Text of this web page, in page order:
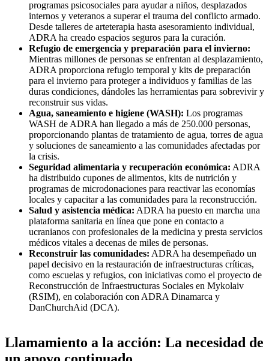
programas psicosociales para ayudar a niños, desplazados
internos y veteranos a superar el trauma del conflicto armado.
Desde talleres de arteterapia hasta asesoramiento individual,
ADRA ha creado espacios seguros para la curación.
Refugio de emergencia y preparación para el invierno:
Mientras millones de personas se enfrentan al desplazamiento,
ADRA proporciona refugio temporal y kits de preparación
para el invierno para proteger a individuos y familias de las
duras condiciones, dándoles las herramientas para sobrevivir y
reconstruir sus vidas.
Agua, saneamiento e higiene (WASH): Los programas
WASH de ADRA han llegado a más de 250.000 personas,
proporcionando plantas de tratamiento de agua, torres de agua
y soluciones de saneamiento a las comunidades afectadas por
la crisis.
Seguridad alimentaria y recuperación económica: ADRA
ha distribuido cupones de alimentos, kits de nutrición y
programas de microdonaciones para reactivar las economías
locales y capacitar a las comunidades para la reconstrucción.
Salud y asistencia médica: ADRA ha puesto en marcha una
plataforma sanitaria en línea que pone en contacto a
ucranianos con profesionales de la medicina y presta servicios
médicos vitales a decenas de miles de personas.
Reconstruir las comunidades: ADRA ha desempeñado un
papel decisivo en la restauración de infraestructuras críticas,
como escuelas y refugios, con iniciativas como el proyecto de
Reconstrucción de Infraestructuras Sociales en Mykolaiv
(RSIM), en colaboración con ADRA Dinamarca y
DanChurchAid (DCA).
Llamamiento a la acción: La necesidad de